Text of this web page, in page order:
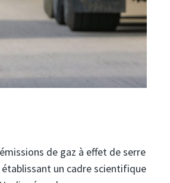
de gaz à effet de serre
un cadre scientifique